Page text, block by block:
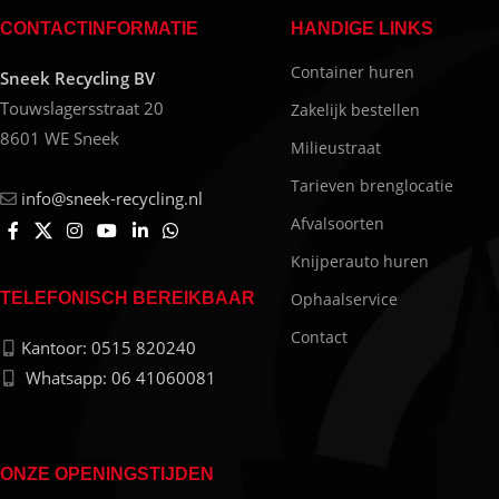
CONTACTINFORMATIE
Sneek Recycling BV
Touwslagersstraat 20
8601 WE Sneek
info@sneek-recycling.nl
TELEFONISCH BEREIKBAAR
Kantoor: 0515 820240
Whatsapp: 06 41060081
ONZE OPENINGSTIJDEN
HANDIGE LINKS
Container huren
Zakelijk bestellen
Milieustraat
Tarieven brenglocatie
Afvalsoorten
Knijperauto huren
Ophaalservice
Contact